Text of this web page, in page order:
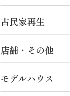
古民家再生
店舗・その他
モデルハウス